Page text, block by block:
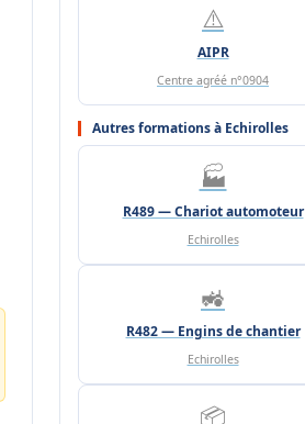
⚠️
AIPR
Centre agréé n°0904
Autres formations à Echirolles
🏭
R489 — Chariot automoteur
Echirolles
🚜
R482 — Engins de chantier
Echirolles
📦